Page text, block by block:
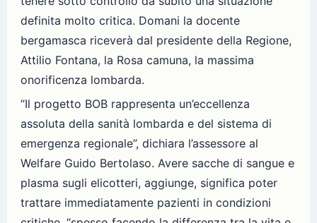
definita molto critica. Domani la docente
bergamasca riceverà dal presidente della Regione,
Attilio Fontana, la Rosa camuna, la massima
onorificenza lombarda.
“Il progetto BOB rappresenta un’eccellenza
assoluta della sanità lombarda e del sistema di
emergenza regionale”, dichiara l’assessore al
Welfare Guido Bertolaso. Avere sacche di sangue e
plasma sugli elicotteri, aggiunge, significa poter
trattare immediatamente pazienti in condizioni